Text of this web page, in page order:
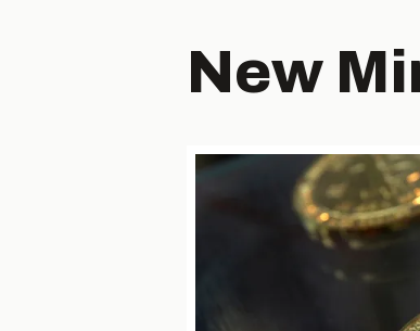
New